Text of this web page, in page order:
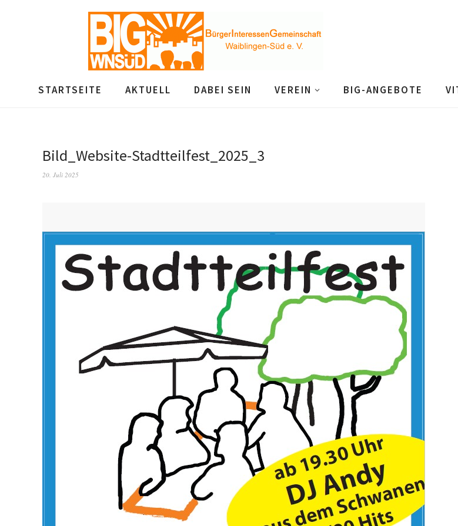
STARTSEITE AKTUELL DABEI SEIN VEREIN BIG-ANGEBOTE
Bild_Website-Stadtteilfest_2025_3
20. Juli 2025